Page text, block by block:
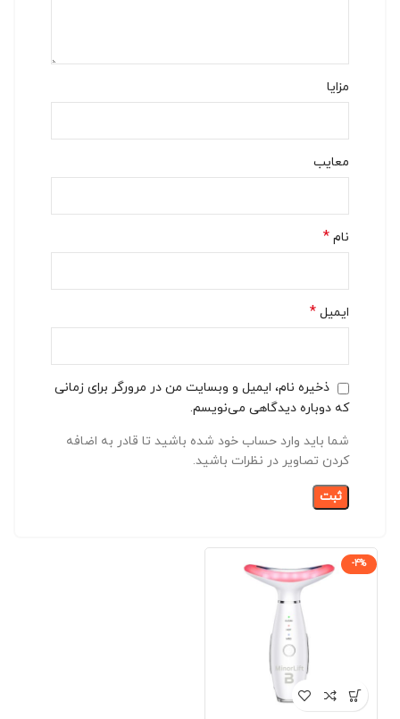
مزایا
معایب
نام *
ایمیل *
ذخیره نام، ایمیل و وبسایت من در مرورگر برای زمانی
که دوباره دیدگاهی می‌نویسم.
شما باید وارد حساب خود شده باشید تا قادر به اضافه
کردن تصاویر در نظرات باشید.
-4%